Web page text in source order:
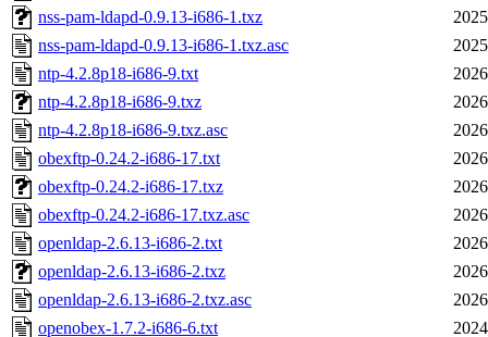
nss-pam-ldapd-0.9.13-i686-1.txz
nss-pam-ldapd-0.9.13-i686-1.txz.asc
ntp-4.2.8p18-i686-9.txt
ntp-4.2.8p18-i686-9.txz
ntp-4.2.8p18-i686-9.txz.asc
obexftp-0.24.2-i686-17.txt
obexftp-0.24.2-i686-17.txz
obexftp-0.24.2-i686-17.txz.asc
openldap-2.6.13-i686-2.txt
openldap-2.6.13-i686-2.txz
openldap-2.6.13-i686-2.txz.asc
openobex-1.7.2-i686-6.txt